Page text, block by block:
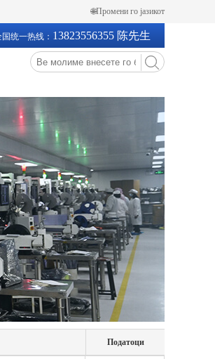
🌐Промени го јазикот
国统一热线： 13823556355 陈先生
Податоци